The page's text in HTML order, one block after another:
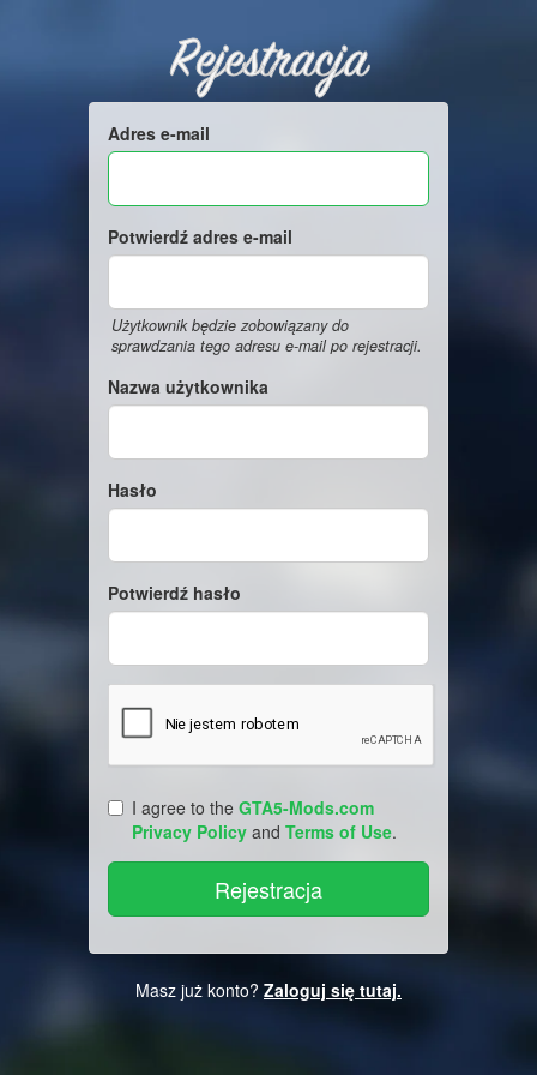
Rejestracja
Adres e-mail
Potwierdź adres e-mail
Użytkownik będzie zobowiązany do
sprawdzania tego adresu e-mail po rejestracji.
Nazwa użytkownika
Hasło
Potwierdź hasło
I agree to the GTA5-Mods.com
Privacy Policy and Terms of Use.
Masz już konto? Zaloguj się tutaj.